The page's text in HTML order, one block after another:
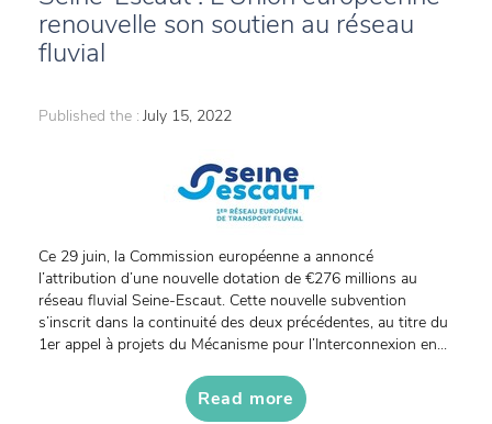
renouvelle son soutien au réseau
fluvial
Published the : July 15, 2022
Ce 29 juin, la Commission européenne a annoncé
l’attribution d’une nouvelle dotation de €276 millions au
réseau fluvial Seine-Escaut. Cette nouvelle subvention
s’inscrit dans la continuité des deux précédentes, au titre du
1er appel à projets du Mécanisme pour l’Interconnexion en...
Read more